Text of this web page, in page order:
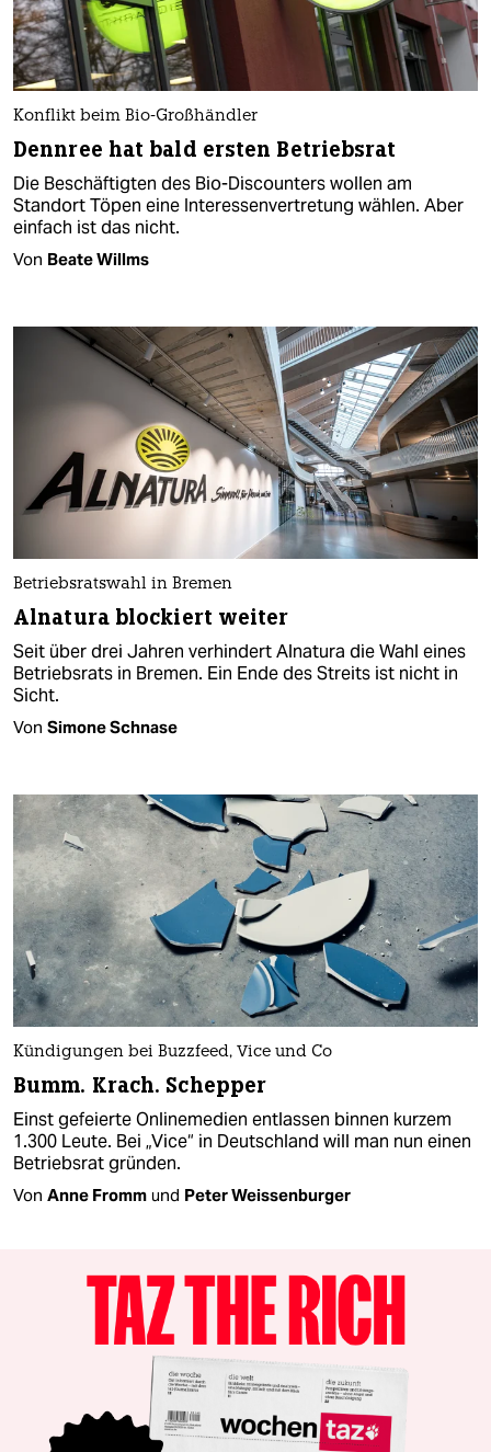
Konflikt beim Bio-Großhändler
Dennree hat bald ersten Betriebsrat
Die Beschäftigten des Bio-Discounters wollen am
Standort Töpen eine Interessenvertretung wählen. Aber
einfach ist das nicht.
Von Beate Willms
Betriebsratswahl in Bremen
Alnatura blockiert weiter
Seit über drei Jahren verhindert Alnatura die Wahl eines
Betriebsrats in Bremen. Ein Ende des Streits ist nicht in
Sicht.
Von Simone Schnase
Kündigungen bei Buzzfeed, Vice und Co
Bumm. Krach. Schepper
Einst gefeierte Onlinemedien entlassen binnen kurzem
1.300 Leute. Bei „Vice“ in Deutschland will man nun einen
Betriebsrat gründen.
Von Anne Fromm und Peter Weissenburger